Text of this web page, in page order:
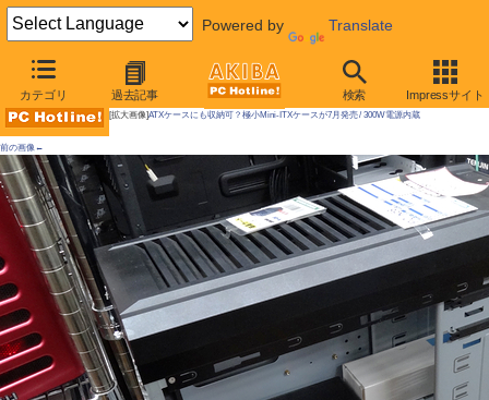
Powered by Translate
カテゴリ 過去記事 検索 Impressサイト
AKIBA PC Hotline!
[拡大画像]ATXケースにも収納可？極小Mini-ITXケースが7月発売 / 300W電源内蔵
前の画像←